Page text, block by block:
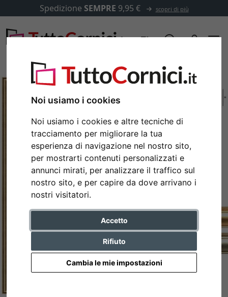
Noi usiamo i cookies
Noi usiamo i cookies e altre tecniche di
tracciamento per migliorare la tua
esperienza di navigazione nel nostro sito,
per mostrarti contenuti personalizzati e
annunci mirati, per analizzare il traffico sul
nostro sito, e per capire da dove arrivano i
nostri visitatori.
Accetto
Rifiuto
Cambia le mie impostazioni
Spedizione SEMPRE 9,95 € scopri di più
Indietro